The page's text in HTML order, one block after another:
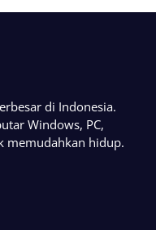
di Indonesia.
Windows, PC,
memudahkan hidup.